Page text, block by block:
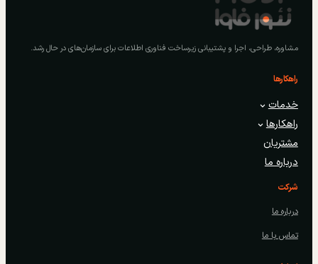
مشاوره، طراحی، اجرا و پشتیبانی زیرساخت فناوری اطلاعات برای سازمان‌های در حال رشد.
راهکارها
خدمات
راهکارها
مشتریان
درباره ما
شرکت
درباره ما
تماس با ما